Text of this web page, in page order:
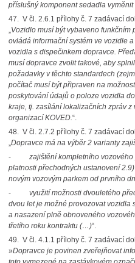
příslušný komponent sedadla
47. V čl. 2.6.1 přílohy č. 7 zadávací
„Vozidlo musí být vybaveno funkčním
ovládá informační systém ve vozidle
vozidla s dispečinkem dopravce.
musí dopravce zvolit takové, aby
požadavky v těchto standardech
počítač musí být připraven na
poskytování údajů o poloze vozidla
kraje, tj. zasílání lokalizačních zpráv
organizací KOVED.“.
48. V čl. 2.7.2 přílohy č. 7 zadávací
„Dopravce má na výběr 2 varianty
-
zajištěníkompletního vozového
platnosti přechodných ustanovení
novým vozovým parkem od prvního
-
využití možnosti dvouletého
dvou let je možné provozovat vozidla
a nasazení plně obnoveného
třetího roku kontraktu (…)“.
49. V čl. 4.1.1 přílohy č. 7 zadávací
»Dopravce je povinen zveřejňovat